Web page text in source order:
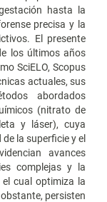
hasta la
precisa y la
El presente
los últimos años
SciELO, Scopus
actuales, sus
abordados
(nitrato de
y láser), cuya
la superficie y el
avances
complejas y la
cual optimiza la
persisten